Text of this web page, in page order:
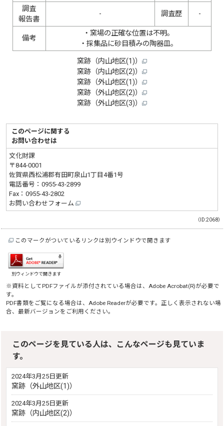
調査
報告書
- 調査歴 -
備考
・窯場の正確な位置は不明。
・採集品に砂目積みの陶器皿。
窯跡（内山地区(1)）
窯跡（内山地区(2)）
窯跡（外山地区(1)）
窯跡（外山地区(2)）
窯跡（外山地区(3)）
このページに関する
お問い合わせは
文化財課
〒844-0001
佐賀県西松浦郡有田町泉山1丁目4番1号
電話番号：0955-43-2899
Fax：0955-43-2802
お問い合わせフォーム
（ID:2068）
このマークがついているリンクは別ウインドウで開きます
別ウィンドウで開きます
※資料としてPDFファイルが添付されている場合は、Adobe Acrobat(R)が必要で
す。
PDF書類をご覧になる場合は、Adobe Readerが必要です。正しく表示されない場
合、最新バージョンをご利用ください。
このページを見ている人は、こんなページも見ていま
す。
2024年3月25日更新
窯跡（外山地区(1)）
2024年3月25日更新
窯跡（内山地区(2)）